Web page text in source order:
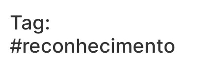
Tag:
#reconhecimento